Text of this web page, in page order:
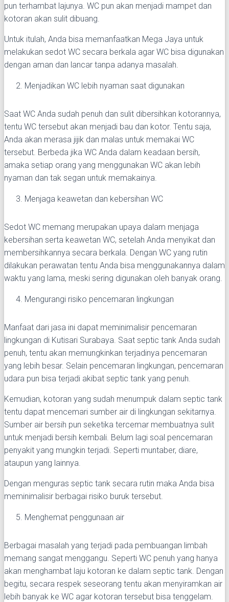
pun terhambat lajunya. WC pun akan menjadi mampet dan
kotoran akan sulit dibuang.
Untuk itulah, Anda bisa memanfaatkan Mega Jaya untuk
melakukan sedot WC secara berkala agar WC bisa digunakan
dengan aman dan lancar tanpa adanya masalah.
Menjadikan WC lebih nyaman saat digunakan
Saat WC Anda sudah penuh dan sulit dibersihkan kotorannya,
tentu WC tersebut akan menjadi bau dan kotor. Tentu saja,
Anda akan merasa jijik dan malas untuk memakai WC
tersebut. Berbeda jika WC Anda dalam keadaan bersih,
amaka setiap orang yang menggunakan WC akan lebih
nyaman dan tak segan untuk memakainya.
Menjaga keawetan dan kebersihan WC
Sedot WC memang merupakan upaya dalam menjaga
kebersihan serta keawetan WC, setelah Anda menyikat dan
membersihkannya secara berkala. Dengan WC yang rutin
dilakukan perawatan tentu Anda bisa menggunakannya dalam
waktu yang lama, meski sering digunakan oleh banyak orang.
Mengurangi risiko pencemaran lingkungan
Manfaat dari jasa ini dapat meminimalisir pencemaran
lingkungan di Kutisari Surabaya. Saat septic tank Anda sudah
penuh, tentu akan memungkinkan terjadinya pencemaran
yang lebih besar. Selain pencemaran lingkungan, pencemaran
udara pun bisa terjadi akibat septic tank yang penuh.
Kemudian, kotoran yang sudah menumpuk dalam septic tank
tentu dapat mencemari sumber air di lingkungan sekitarnya.
Sumber air bersih pun seketika tercemar membuatnya sulit
untuk menjadi bersih kembali. Belum lagi soal pencemaran
penyakit yang mungkin terjadi. Seperti muntaber, diare,
ataupun yang lainnya.
Dengan menguras septic tank secara rutin maka Anda bisa
meminimalisir berbagai risiko buruk tersebut.
Menghemat penggunaan air
Berbagai masalah yang terjadi pada pembuangan limbah
memang sangat menggangu. Seperti WC penuh yang hanya
akan menghambat laju kotoran ke dalam septic tank. Dengan
begitu, secara respek seseorang tentu akan menyiramkan air
lebih banyak ke WC agar kotoran tersebut bisa tenggelam.